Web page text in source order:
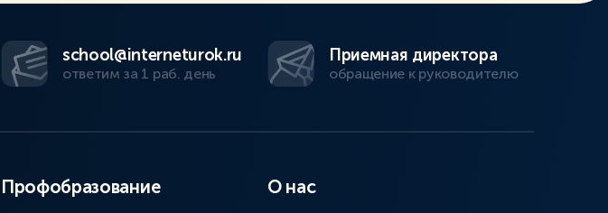
school@interneturok.ru
ответим за 1 раб. день
Приемная директора
обращение к руководителю
Профобразование О нас